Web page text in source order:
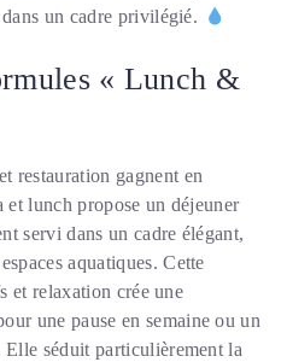
un cadre privilégié.
« Lunch &
restauration gagnent en
lunch propose un déjeuner
servi dans un cadre élégant,
aquatiques. Cette
et relaxation crée une
une pause en semaine ou un
séduit particulièrement la